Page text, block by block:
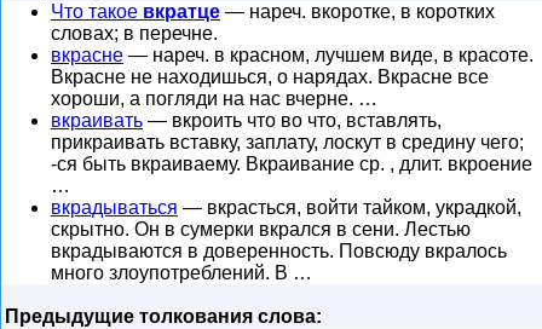
Что такое вкратце — нареч. вкоротке, в коротких
словах; в перечне.
вкрасне — нареч. в красном, лучшем виде, в красоте.
Вкрасне не находишься, о нарядах. Вкрасне все
хороши, а погляди на нас вчерне. …
вкраивать — вкроить что во что, вставлять,
прикраивать вставку, заплату, лоскут в средину чего;
-ся быть вкраиваему. Вкраивание ср. , длит. вкроение
…
вкрадываться — вкрасться, войти тайком, украдкой,
скрытно. Он в сумерки вкрался в сени. Лестью
вкрадываются в доверенность. Повсюду вкралось
много злоупотреблений. В …
Предыдущие толкования слова: